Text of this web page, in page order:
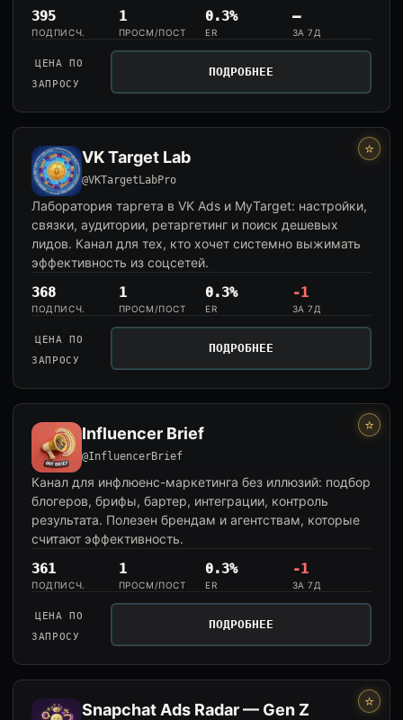
395
ПОДПИСЧ.
1
ПРОСМ/ПОСТ
0.3%
ER
—
ЗА 7Д
ЦЕНА ПО
ЗАПРОСУ
ПОДРОБНЕЕ
⭐
VK Target Lab
@VKTargetLabPro
Лаборатория таргета в VK Ads и MyTarget: настройки,
связки, аудитории, ретаргетинг и поиск дешевых
лидов. Канал для тех, кто хочет системно выжимать
эффективность из соцсетей.
368
ПОДПИСЧ.
1
ПРОСМ/ПОСТ
0.3%
ER
-1
ЗА 7Д
ЦЕНА ПО
ЗАПРОСУ
ПОДРОБНЕЕ
⭐
Influencer Brief
@InfluencerBrief
Канал для инфлюенс-маркетинга без иллюзий: подбор
блогеров, брифы, бартер, интеграции, контроль
результата. Полезен брендам и агентствам, которые
считают эффективность.
361
ПОДПИСЧ.
1
ПРОСМ/ПОСТ
0.3%
ER
-1
ЗА 7Д
ЦЕНА ПО
ЗАПРОСУ
ПОДРОБНЕЕ
⭐
Snapchat Ads Radar — Gen Z